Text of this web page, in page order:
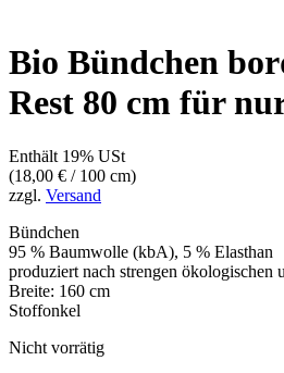
Bio Bündchen
Rest 80 cm für
Enthält 19% USt
(18,00 € / 100 cm)
zzgl. Versand
Bündchen
95 % Baumwolle (kbA), 5 % Elasthan
produziert nach strengen ökologischen
Breite: 160 cm
Stoffonkel
Nicht vorrätig